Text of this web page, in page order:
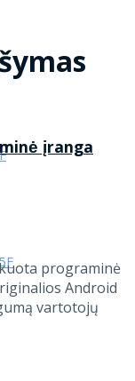
įranga
programinė
Android
vartotojų